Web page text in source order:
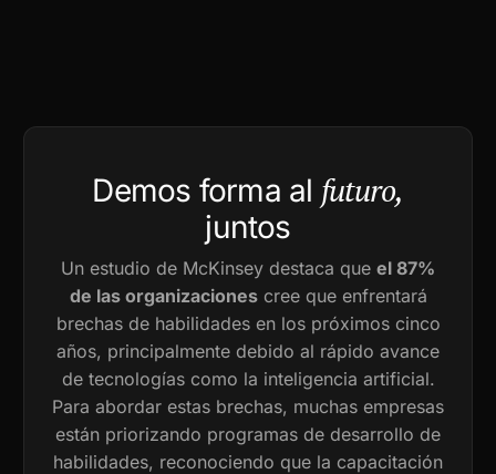
Demos forma al futuro,
juntos
Un estudio de McKinsey destaca que el 87%
de las organizacionescree que enfrentará
brechas de habilidades en los próximos cinco
años, principalmente debido al rápido avance
de tecnologías como la inteligencia artificial.
Para abordar estas brechas, muchas empresas
están priorizando programas de desarrollo de
habilidades, reconociendo que la capacitación